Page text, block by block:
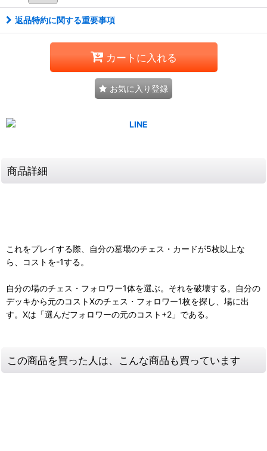
返品特約に関する重要事項
カートに入れる
お気に入り登録
商品詳細
これをプレイする際、自分の墓場のチェス・カードが5枚以上な
ら、コストを-1する。
自分の場のチェス・フォロワー1体を選ぶ。それを破壊する。自分の
デッキから元のコストXのチェス・フォロワー1枚を探し、場に出
す。Xは「選んだフォロワーの元のコスト+2」である。
この商品を買った人は、こんな商品も買っています